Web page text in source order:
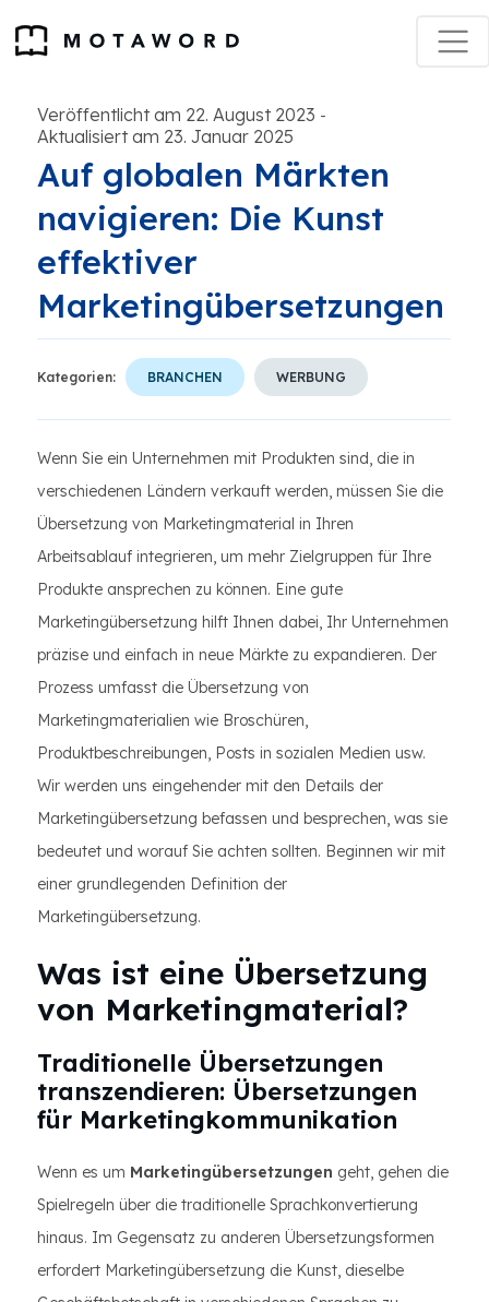
Veröffentlicht am 22. August 2023 -
Aktualisiert am 23. Januar 2025
Auf globalen Märkten
navigieren: Die Kunst
effektiver
Marketingübersetzungen
Kategorien: BRANCHEN WERBUNG
Wenn Sie ein Unternehmen mit Produkten sind, die in
verschiedenen Ländern verkauft werden, müssen Sie die
Übersetzung von Marketingmaterial in Ihren
Arbeitsablauf integrieren, um mehr Zielgruppen für Ihre
Produkte ansprechen zu können. Eine gute
Marketingübersetzung hilft Ihnen dabei, Ihr Unternehmen
präzise und einfach in neue Märkte zu expandieren. Der
Prozess umfasst die Übersetzung von
Marketingmaterialien wie Broschüren,
Produktbeschreibungen, Posts in sozialen Medien usw.
Wir werden uns eingehender mit den Details der
Marketingübersetzung befassen und besprechen, was sie
bedeutet und worauf Sie achten sollten. Beginnen wir mit
einer grundlegenden Definition der
Marketingübersetzung.
Was ist eine Übersetzung
von Marketingmaterial?
Traditionelle Übersetzungen
transzendieren: Übersetzungen
für Marketingkommunikation
Wenn es um Marketingübersetzungen geht, gehen die
Spielregeln über die traditionelle Sprachkonvertierung
hinaus. Im Gegensatz zu anderen Übersetzungsformen
erfordert Marketingübersetzung die Kunst, dieselbe